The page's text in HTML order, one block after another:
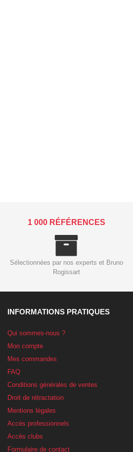
1 000 RÉFÉRENCES
Sélectionnées par nos experts et Bruno
Rogissart
INFORMATIONS PRATIQUES
Qui sommes-nous ?
Mon compte
Mes commandes
FAQ
Conditions générales de ventes
Droit de rétractation
Mentions légales
Accès professionnels
Accès clubs
Formulaire de contact